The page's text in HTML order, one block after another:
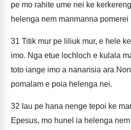
pe mo rahite ume nei ke
helenga nem manmanna
31 Titik mur pe liliuk mur, e hele
imo. Nga etue lochloch e kulala
toto iange imo a nanansia ara
pomalam e poia helenga nei.
32 Iau pe hana nenge tepoi ke
Epesus, mo hunel ia helenga